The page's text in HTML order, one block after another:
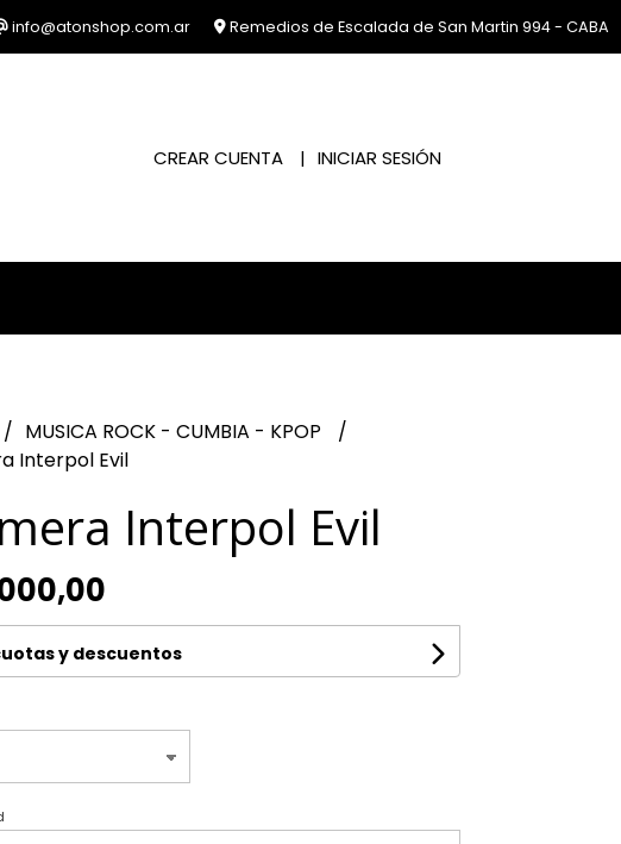
info@atonshop.com.ar Remedios de Escalada de San Martin 994 - CABA
CREAR CUENTA INICIAR SESIÓN
MUSICA ROCK - CUMBIA - KPOP
Interpol Evil
Interpol Evil
y descuentos